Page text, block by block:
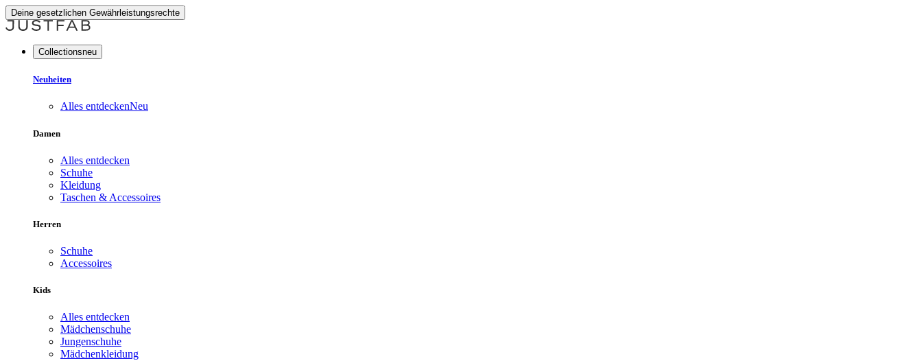
Deine gesetzlichen Gewährleistungsrechte
Collectionsneu
Neuheiten
Alles entdeckenNeu
Damen
Alles entdecken
Schuhe
Kleidung
Taschen & Accessoires
Herren
Schuhe
Accessoires
Kids
Alles entdecken
Mädchenschuhe
Jungenschuhe
Mädchenkleidung